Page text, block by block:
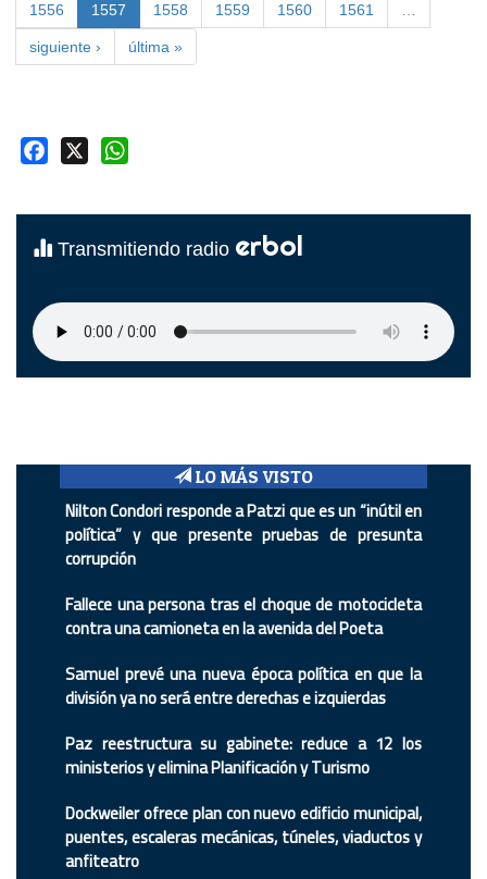
1556 1557 1558 1559 1560 1561
siguiente › última »
Facebook
Transmitiendo radio erbol
LO MÁS VISTO
Nilton Condori responde a Patzi que es un “inútil en
política” y que presente pruebas de presunta
corrupción
Fallece una persona tras el choque de motocicleta
contra una camioneta en la avenida del Poeta
Samuel prevé una nueva época política en que la
división ya no será entre derechas e izquierdas
Paz reestructura su gabinete: reduce a 12 los
ministerios y elimina Planificación y Turismo
Dockweiler ofrece plan con nuevo edificio municipal,
puentes, escaleras mecánicas, túneles, viaductos y
anfiteatro